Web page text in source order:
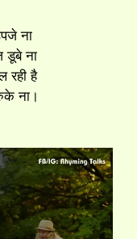
ना
डूबे ना
रही है
ना।